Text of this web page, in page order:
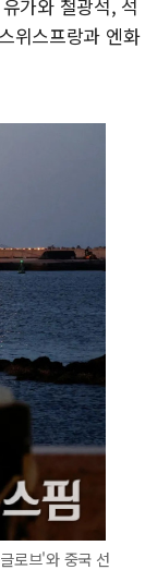
가와 철광석, 석
위스프랑과 엔화
로브'와 중국 선